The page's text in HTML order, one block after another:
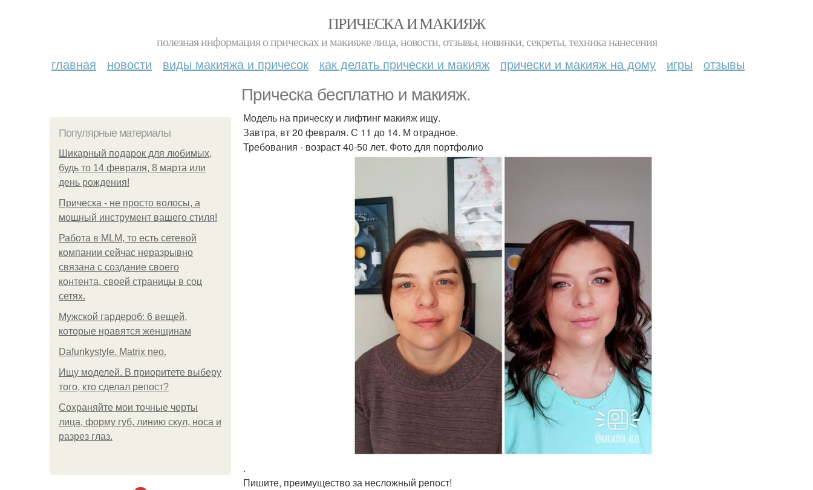
ПРИЧЕСКА И МАКИЯЖ
полезная информация о прическах и макияже лица, новости, отзывы, новинки, секреты, техника нанесения
главная новости виды макияжа и причесок как делать прически и макияж прически и макияж на дому игры отзывы
Прическа бесплатно и макияж.
Популярные материалы
Шикарный подарок для любимых,
будь то 14 февраля, 8 марта или
день рождения!
Прическа - не просто волосы, а
мощный инструмент вашего стиля!
Работа в MLM, то есть сетевой
компании сейчас неразрывно
связана с создание своего
контента, своей страницы в соц
сетях.
Мужской гардероб: 6 вещей,
которые нравятся женщинам
Dafunkystyle. Matrix neo.
Ищу моделей. В приоритете выберу
того, кто сделал репост?
Сохраняйте мои точные черты
лица, форму губ, линию скул, носа и
разрез глаз.
Модель на прическу и лифтинг макияж ищу.
Завтра, вт 20 февраля. С 11 до 14. М отрадное.
Требования - возраст 40-50 лет. Фото для портфолио
.
Пишите, преимущество за несложный репост!